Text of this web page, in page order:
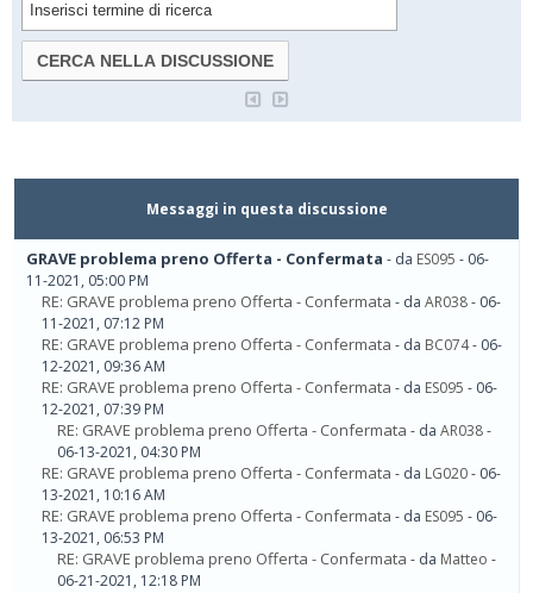
Messaggi in questa discussione
GRAVE problema preno Offerta - Confermata - da ES095 - 06-
11-2021, 05:00 PM
RE: GRAVE problema preno Offerta - Confermata - da AR038- 06-
11-2021, 07:12 PM
RE: GRAVE problema preno Offerta - Confermata - da BC074- 06-
12-2021, 09:36 AM
RE: GRAVE problema preno Offerta - Confermata - da ES095 - 06-
12-2021, 07:39 PM
RE: GRAVE problema preno Offerta - Confermata - da AR038-
06-13-2021, 04:30 PM
RE: GRAVE problema preno Offerta - Confermata - da LG020- 06-
13-2021, 10:16 AM
RE: GRAVE problema preno Offerta - Confermata - da ES095 - 06-
13-2021, 06:53 PM
RE: GRAVE problema preno Offerta - Confermata - da Matteo -
06-21-2021, 12:18 PM